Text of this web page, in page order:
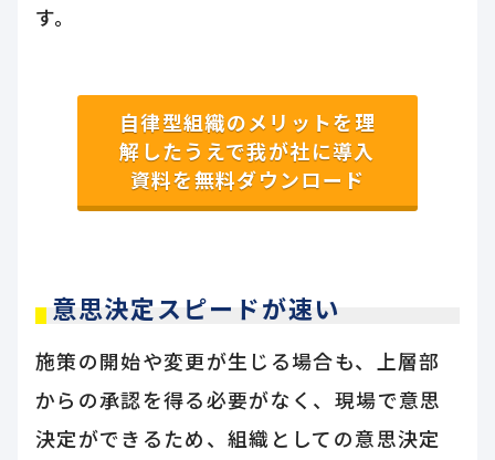
す。
自律型組織のメリットを理
解したうえで我が社に導入
資料を無料ダウンロード
意思決定スピードが速い
施策の開始や変更が生じる場合も、上層部
からの承認を得る必要がなく、現場で意思
決定ができるため、組織としての意思決定